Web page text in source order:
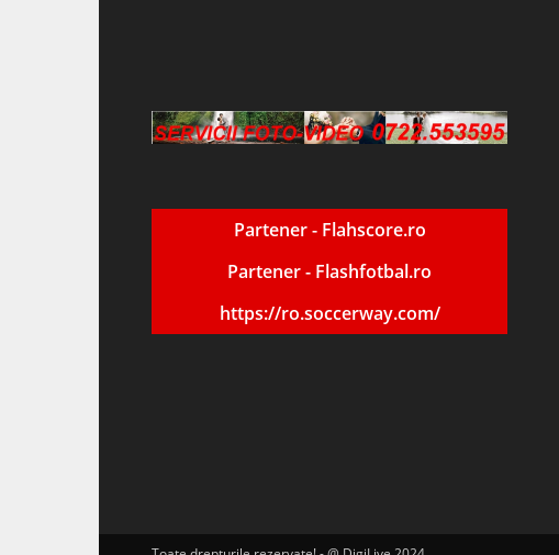
Partener - Flahscore.ro
Partener - Flashfotbal.ro
https://ro.soccerway.com/